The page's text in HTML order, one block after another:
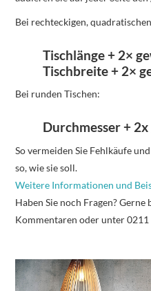
Bei rechteckigen,
Tischlänge + 2×
Tischbreite + 2×
Bei runden Tischen:
Durchmesser +
So vermeiden Sie Fehlkäufe
so, wie sie soll.
Weitere Informationen und
Haben Sie noch Fragen?
Kommentaren oder unter